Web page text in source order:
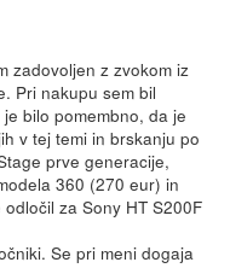
zadovoljen z zvokom iz
Pri nakupu sem bil
bilo pomembno, da je
v tej temi in brskanju po
prve generacije,
360 (270 eur) in
za Sony HT S200F
Se pri meni dogaja